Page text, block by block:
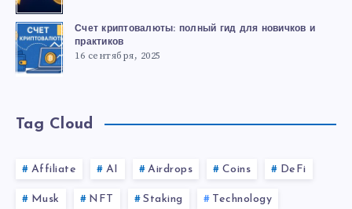
Счет криптовалюты: полный гид для новичков и
практиков
16 сентября, 2025
Tag Cloud
Affiliate AI Airdrops Coins DeFi
Musk NFT Staking Technology